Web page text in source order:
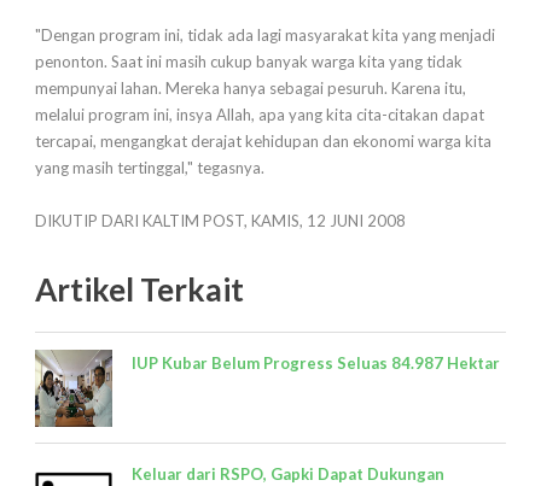
"Dengan program ini, tidak ada lagi masyarakat kita yang menjadi
penonton. Saat ini masih cukup banyak warga kita yang tidak
mempunyai lahan. Mereka hanya sebagai pesuruh. Karena itu,
melalui program ini, insya Allah, apa yang kita cita-citakan dapat
tercapai, mengangkat derajat kehidupan dan ekonomi warga kita
yang masih tertinggal," tegasnya.
DIKUTIP DARI KALTIM POST, KAMIS, 12 JUNI 2008
Artikel Terkait
IUP Kubar Belum Progress Seluas 84.987 Hektar
Keluar dari RSPO, Gapki Dapat Dukungan